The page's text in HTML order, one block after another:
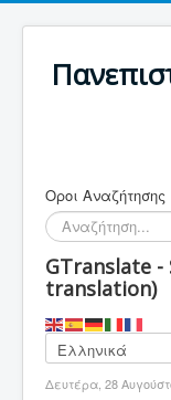
Οροι Αναζήτησης
GTranslate -
translation)
Δευτέρα, 28